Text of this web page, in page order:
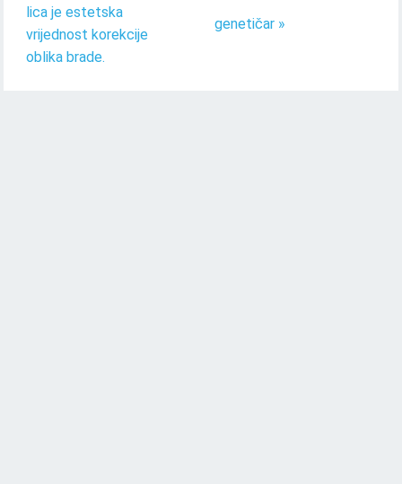
lica je estetska
vrijednost korekcije
oblika brade.
genetičar »